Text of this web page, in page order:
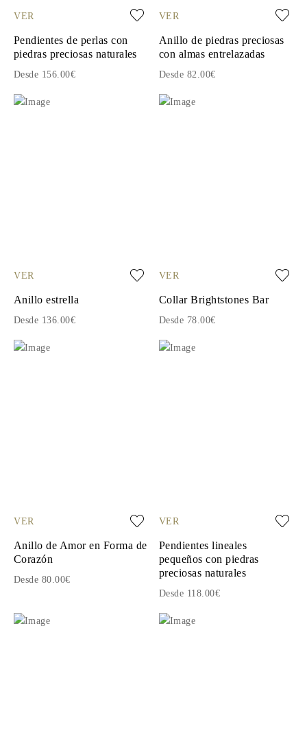
VER
Pendientes de perlas con
piedras preciosas naturales
Desde 156.00€
VER
Anillo de piedras preciosas
con almas entrelazadas
Desde 82.00€
VER
Anillo estrella
Desde 136.00€
VER
Collar Brightstones Bar
Desde 78.00€
VER
Anillo de Amor en Forma de
Corazón
Desde 80.00€
VER
Pendientes lineales
pequeños con piedras
preciosas naturales
Desde 118.00€